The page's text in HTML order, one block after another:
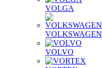
VOLGA
VOLKSWAGEN
VOLVO